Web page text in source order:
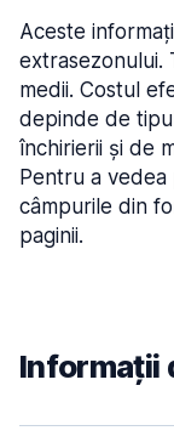
Aceste
extrasezonului.
medii. Costul
depinde de
închirierii și de
Pentru a
câmpurile din
paginii.
Informații